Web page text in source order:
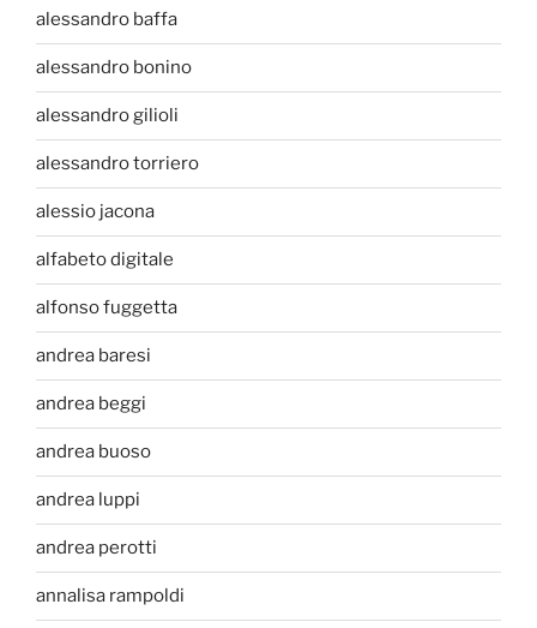
alessandro baffa
alessandro bonino
alessandro gilioli
alessandro torriero
alessio jacona
alfabeto digitale
alfonso fuggetta
andrea baresi
andrea beggi
andrea buoso
andrea luppi
andrea perotti
annalisa rampoldi